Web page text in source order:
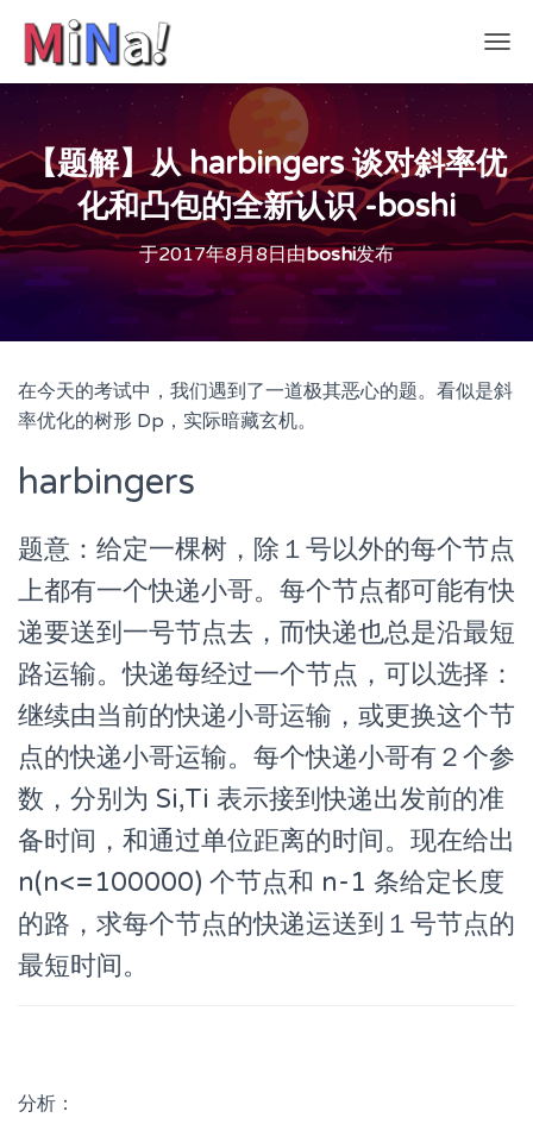
换
航
【题解】从 harbingers 谈对斜率优
化和凸包的全新认识 -boshi
于2017年8月8日由boshi发布
在今天的考试中，我们遇到了一道极其恶心的题。看似是斜
率优化的树形 Dp，实际暗藏玄机。
harbingers
题意：给定一棵树，除１号以外的每个节点
上都有一个快递小哥。每个节点都可能有快
递要送到一号节点去，而快递也总是沿最短
路运输。快递每经过一个节点，可以选择：
继续由当前的快递小哥运输，或更换这个节
点的快递小哥运输。每个快递小哥有２个参
数，分别为 Si,Ti 表示接到快递出发前的准
备时间，和通过单位距离的时间。现在给出
n(n<=100000) 个节点和 n-1 条给定长度
的路，求每个节点的快递运送到１号节点的
最短时间。
分析：